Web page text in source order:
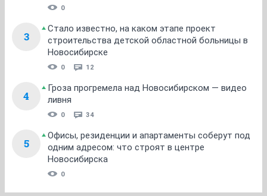
0
3
Стало известно, на каком этапе проект
строительства детской областной больницы в
Новосибирске
0 12
4
Гроза прогремела над Новосибирском — видео
ливня
0 34
5
Офисы, резиденции и апартаменты соберут под
одним адресом: что строят в центре
Новосибирска
0